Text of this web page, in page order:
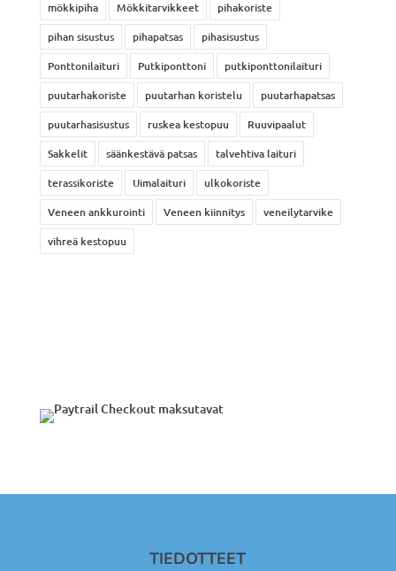
mökkipiha Mökkitarvikkeet
pihakoriste
pihan sisustus
pihapatsas
pihasisustus
Ponttonilaituri
Putkiponttoni
putkiponttonilaituri
puutarhakoriste
puutarhan koristelu
puutarhapatsas
puutarhasisustus
ruskea kestopuu
Ruuvipaalut
Sakkelit
säänkestävä patsas
talvehtiva laituri
terassikoriste
Uimalaituri
ulkokoriste
Veneen ankkurointi
Veneen kiinnitys
veneilytarvike
vihreä kestopuu
TIEDOTTEET